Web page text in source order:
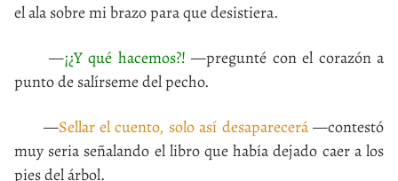
el ala sobre mi brazo para que desistiera.
—¡¿Y qué hacemos?! —pregunté con el corazón a
punto de salírseme del pecho.
—Sellar el cuento, solo así desaparecerá—contestó
muy seria señalando el libro que había dejado caer a los
pies del árbol.